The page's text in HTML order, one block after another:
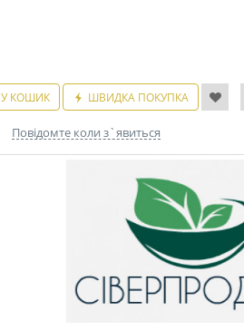
У КОШИК ШВИДКА ПОКУПКА
Повідомте коли з`явиться